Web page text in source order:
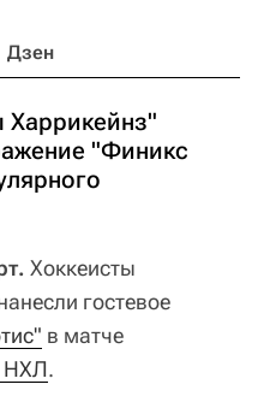
Дзен
Харрикейнз"
"Финикс
Хоккеисты
гостевое
в матче
НХЛ.